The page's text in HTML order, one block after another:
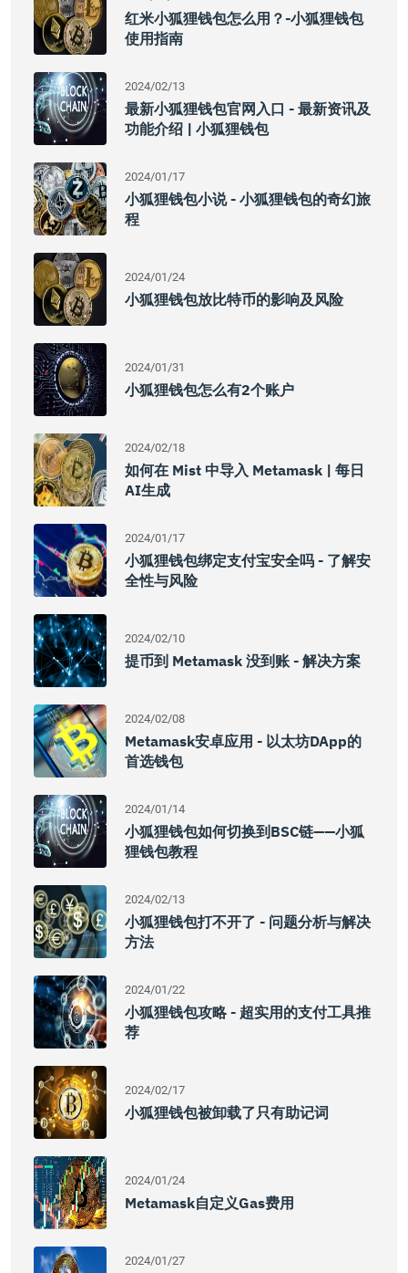
红米小狐狸钱包怎么用？-小狐狸钱包
使用指南
2024/02/13
最新小狐狸钱包官网入口 - 最新资讯及
功能介绍 | 小狐狸钱包
2024/01/17
小狐狸钱包小说 - 小狐狸钱包的奇幻旅
程
2024/01/24
小狐狸钱包放比特币的影响及风险
2024/01/31
小狐狸钱包怎么有2个账户
2024/02/18
如何在 Mist 中导入 Metamask | 每日
AI生成
2024/01/17
小狐狸钱包绑定支付宝安全吗 - 了解安
全性与风险
2024/02/10
提币到 Metamask 没到账 - 解决方案
2024/02/08
Metamask安卓应用 - 以太坊DApp的
首选钱包
2024/01/14
小狐狸钱包如何切换到BSC链——小狐
狸钱包教程
2024/02/13
小狐狸钱包打不开了 - 问题分析与解决
方法
2024/01/22
小狐狸钱包攻略 - 超实用的支付工具推
荐
2024/02/17
小狐狸钱包被卸载了只有助记词
2024/01/24
Metamask自定义Gas费用
2024/01/27